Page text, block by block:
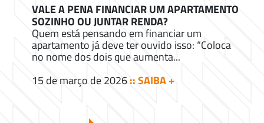
VALE A PENA FINANCIAR UM APARTAMENTO
SOZINHO OU JUNTAR RENDA?
Quem está pensando em financiar um
apartamento já deve ter ouvido isso: “Coloca
no nome dos dois que aumenta...
15 de março de 2026:: SAIBA +